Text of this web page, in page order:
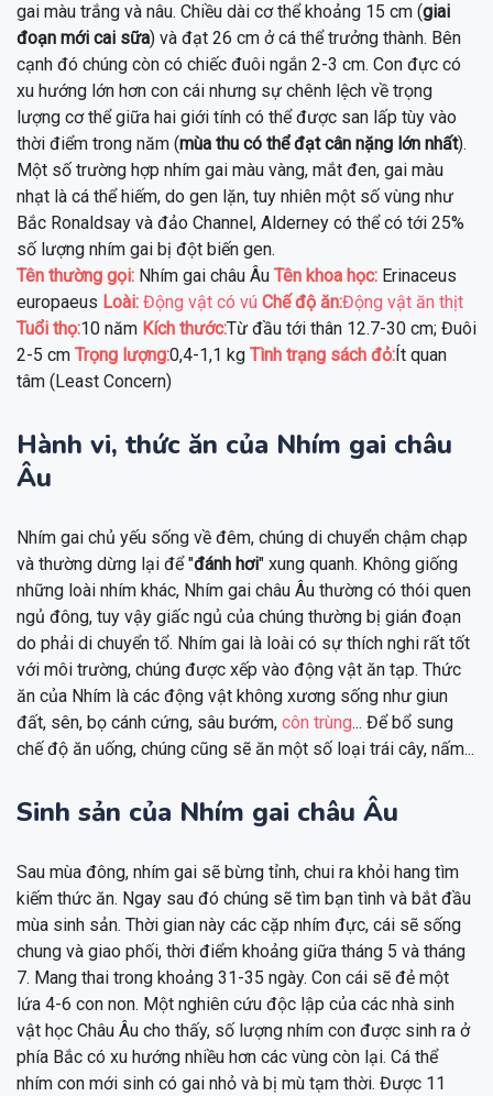
gai màu trắng và nâu. Chiều dài cơ thể khoảng 15 cm (giai
đoạn mới cai sữa) và đạt 26 cm ở cá thể trưởng thành. Bên
cạnh đó chúng còn có chiếc đuôi ngắn 2-3 cm. Con đực có
xu hướng lớn hơn con cái nhưng sự chênh lệch về trọng
lượng cơ thể giữa hai giới tính có thể được san lấp tùy vào
thời điểm trong năm (mùa thu có thể đạt cân nặng lớn nhất).
Một số trường hợp nhím gai màu vàng, mắt đen, gai màu
nhạt là cá thể hiếm, do gen lặn, tuy nhiên một số vùng như
Bắc Ronaldsay và đảo Channel, Alderney có thể có tới 25%
số lượng nhím gai bị đột biến gen.
Tên thường gọi: Nhím gai châu Âu Tên khoa học: Erinaceus
europaeus Loài: Động vật có vú Chế độ ăn:Động vật ăn thịt
Tuổi thọ:10 năm Kích thước:Từ đầu tới thân 12.7-30 cm; Đuôi
2-5 cm Trọng lượng:0,4-1,1 kg Tình trạng sách đỏ: Ít quan
tâm (Least Concern)
Hành vi, thức ăn của Nhím gai châu
Âu
Nhím gai chủ yếu sống về đêm, chúng di chuyển chậm chạp
và thường dừng lại để "đánh hơi" xung quanh. Không giống
những loài nhím khác, Nhím gai châu Âu thường có thói quen
ngủ đông, tuy vậy giấc ngủ của chúng thường bị gián đoạn
do phải di chuyển tổ. Nhím gai là loài có sự thích nghi rất tốt
với môi trường, chúng được xếp vào động vật ăn tạp. Thức
ăn của Nhím là các động vật không xương sống như giun
đất, sên, bọ cánh cứng, sâu bướm, côn trùng... Để bổ sung
chế độ ăn uống, chúng cũng sẽ ăn một số loại trái cây, nấm...
Sinh sản của Nhím gai châu Âu
Sau mùa đông, nhím gai sẽ bừng tỉnh, chui ra khỏi hang tìm
kiếm thức ăn. Ngay sau đó chúng sẽ tìm bạn tình và bắt đầu
mùa sinh sản. Thời gian này các cặp nhím đực, cái sẽ sống
chung và giao phối, thời điểm khoảng giữa tháng 5 và tháng
7. Mang thai trong khoảng 31-35 ngày. Con cái sẽ đẻ một
lứa 4-6 con non. Một nghiên cứu độc lập của các nhà sinh
vật học Châu Âu cho thấy, số lượng nhím con được sinh ra ở
phía Bắc có xu hướng nhiều hơn các vùng còn lại. Cá thể
nhím con mới sinh có gai nhỏ và bị mù tạm thời. Được 11